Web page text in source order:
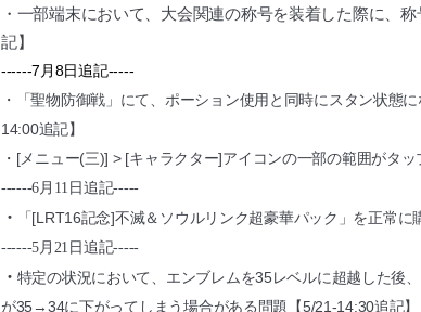
・一部端末において、大会関連の称号を装着した際に、
記】
------7 月8日追記-----
・「聖物防御戦」にて、ポーション使用と同時にスタン状態
14:00追記】
・[メニュー(三)] > [キャラクター]アイコンの一部の範囲がタ
------6月11日追記-----
・ 「[LRT16記念]不滅＆ソウルリンク超豪華パック」を正常に
------5月21日追記-----
・ 特定の状況において、エンブレムを35レベルに超越した後
が35→34に下がってしまう場合がある問題【5/21-14:30追記】